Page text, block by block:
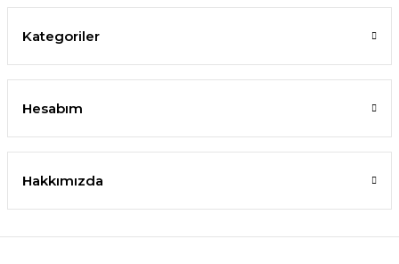
Kategoriler
Hesabım
Hakkımızda